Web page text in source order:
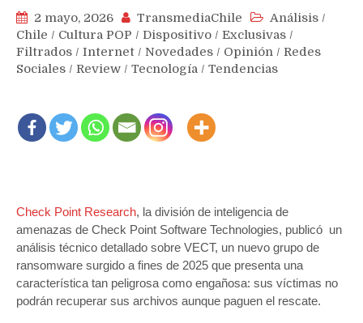
2 mayo, 2026 TransmediaChile Análisis /
Chile / Cultura POP / Dispositivo / Exclusivas /
Filtrados / Internet / Novedades / Opinión / Redes
Sociales / Review / Tecnología / Tendencias
Check Point Research, la división de inteligencia de
amenazas de Check Point Software Technologies, publicó un
análisis técnico detallado sobre VECT, un nuevo grupo de
ransomware surgido a fines de 2025 que presenta una
característica tan peligrosa como engañosa: sus víctimas no
podrán recuperar sus archivos aunque paguen el rescate.